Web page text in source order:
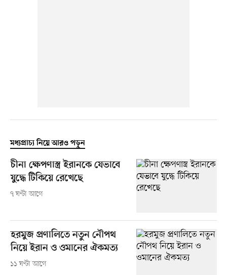
মধ্যপ্রাচ্য নিয়ে আরও পড়ুন
চীনা ক্ষেপণাস্ত্র ইরানকে যেভাবে
যুদ্ধে টিকিয়ে রেখেছে
৭ ঘণ্টা আগে
হরমুজ প্রণালিতে নতুন নৌপথ
নিয়ে ইরান ও ওমানের ঐকমত্য
১১ ঘণ্টা আগে